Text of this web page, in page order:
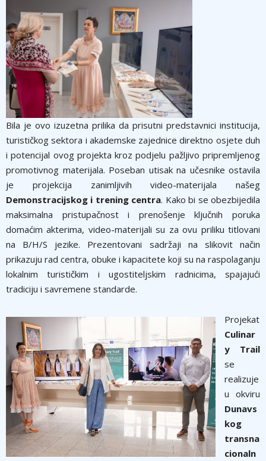
Bila je ovo izuzetna prilika da prisutni predstavnici institucija,
turističkog sektora i akademske zajednice direktno osjete duh
i potencijal ovog projekta kroz podjelu pažljivo pripremljenog
promotivnog materijala. Poseban utisak na učesnike ostavila
je projekcija zanimljivih video-materijala našeg
Demonstracijskog i trening centra. Kako bi se obezbijedila
maksimalna pristupačnost i prenošenje ključnih poruka
domaćim akterima, video-materijali su za ovu priliku titlovani
na B/H/S jezike. Prezentovani sadržaji na slikovit način
prikazuju rad centra, obuke i kapacitete koji su na raspolaganju
lokalnim turističkim i ugostiteljskim radnicima, spajajući
tradiciju i savremene standarde.
Projekat
Culinar
y Trail
se
realizuje
u okviru
Dunavs
kog
transna
cionaln